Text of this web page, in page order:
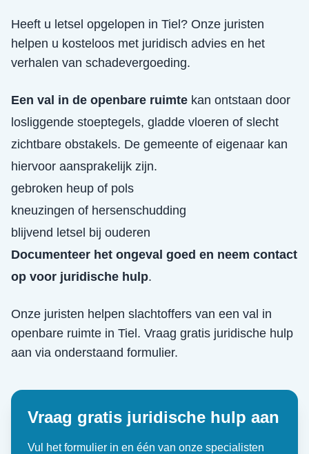
Heeft u letsel opgelopen in Tiel? Onze juristen
helpen u kosteloos met juridisch advies en het
verhalen van schadevergoeding.
Een val in de openbare ruimte kan ontstaan door
losliggende stoeptegels, gladde vloeren of slecht
zichtbare obstakels. De gemeente of eigenaar kan
hiervoor aansprakelijk zijn.
gebroken heup of pols
kneuzingen of hersenschudding
blijvend letsel bij ouderen
Documenteer het ongeval goed en neem contact
op voor juridische hulp.
Onze juristen helpen slachtoffers van een val in
openbare ruimte in Tiel . Vraag gratis juridische hulp
aan via onderstaand formulier.
Vraag gratis juridische hulp aan
Vul het formulier in en één van onze specialisten